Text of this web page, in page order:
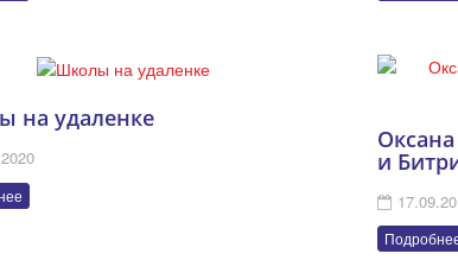
на удаленке
и